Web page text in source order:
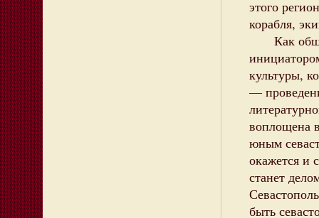
этого
корабля,
Как
культуры,
—
воплощена
юным
окажется и
станет
быть